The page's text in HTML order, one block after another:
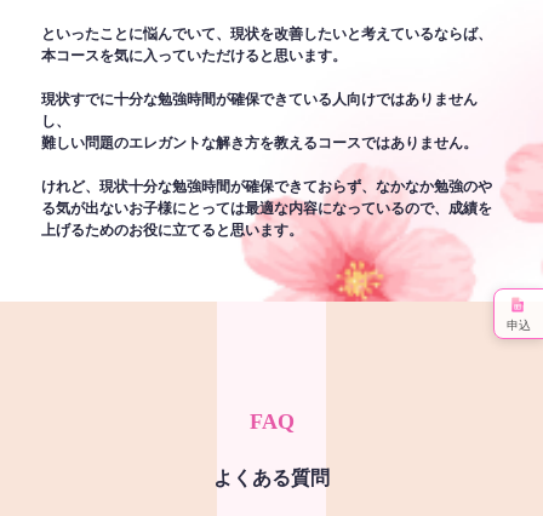
といったことに悩んでいて、現状を改善したいと考えているならば、
本コースを気に入っていただけると思います。
現状すでに十分な勉強時間が確保できている人向けではありません
し、
難しい問題のエレガントな解き方を教えるコースではありません。
けれど、現状十分な勉強時間が確保できておらず、なかなか勉強のや
る気が出ないお子様にとっては最適な内容になっているので、成績を
上げるためのお役に立てると思います。
FAQ
よくある質問
申込